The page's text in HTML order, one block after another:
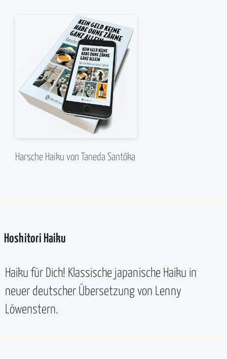
Harsche Haiku von Taneda Santōka
Hoshitori Haiku
Haiku für Dich! Klassische japanische Haiku in
neuer deutscher Übersetzung von Lenny
Löwenstern.